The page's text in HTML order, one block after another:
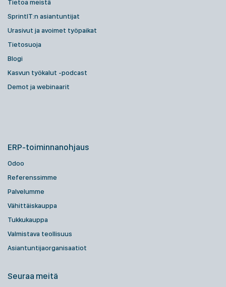
Tietoa meistä
SprintIT:n asiantuntijat
Urasivut ja avoimet työpaikat
Tietosuoja
Blogi
Kasvun työkalut -podcast
Demot ja webinaarit
ERP-toiminnanohjaus
Odoo
Referenssimme
Palvelumme
Vähittäiskauppa
Tukkukauppa
Valmistava teollisuus
Asiantuntijaorganisaatiot
Seuraa meitä